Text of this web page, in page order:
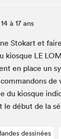
à 17 ans
Stokart et
kiosque LE
en place un
de
du kiosque
le début de la
dessinées